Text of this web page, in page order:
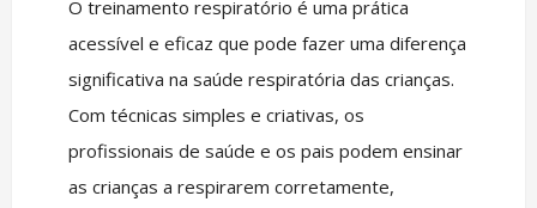
O treinamento respiratório é uma prática
acessível e eficaz que pode fazer uma diferença
significativa na saúde respiratória das crianças.
Com técnicas simples e criativas, os
profissionais de saúde e os pais podem ensinar
as crianças a respirarem corretamente,